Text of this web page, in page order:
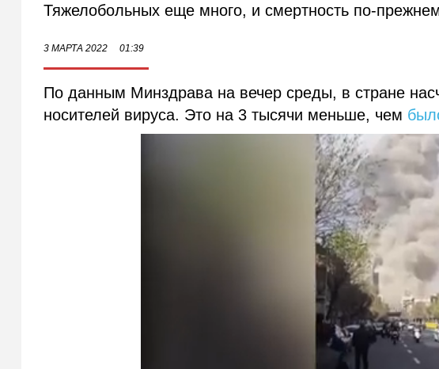
Тяжелобольных еще много, и смертность по-
3 МАРТА 2022 01:39
По данным Минздрава на вечер среды, в стране
носителей вируса. Это на 3 тысячи меньше, чем